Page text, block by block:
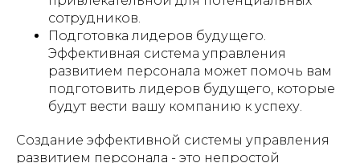
сотрудников.
Подготовка лидеров будущего.
Эффективная система управления
развитием персонала может помочь вам
подготовить лидеров будущего, которые
будут вести вашу компанию к успеху.
Создание эффективной системы управления
развитием персонала - это непростой